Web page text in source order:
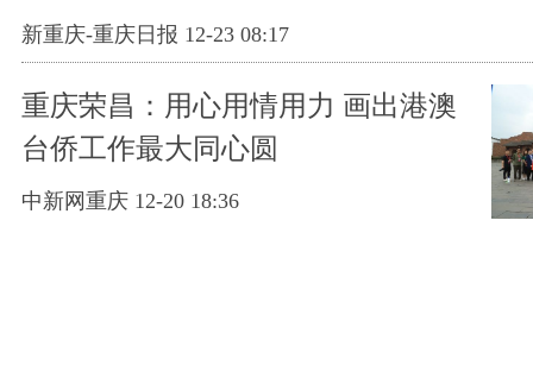
新重庆-重庆日报 12-23 08:17
重庆荣昌：用心用情用力 画出港澳
台侨工作最大同心圆
中新网重庆 12-20 18:36